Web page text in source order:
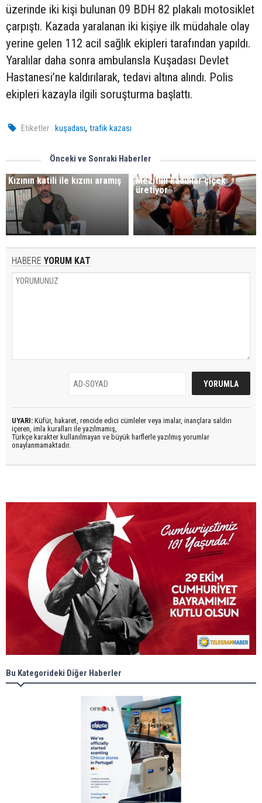
üzerinde iki kişi bulunan 09 BDH 82 plakalı motosiklet
çarpıştı. Kazada yaralanan iki kişiye ilk müdahale olay
yerine gelen 112 acil sağlık ekipleri tarafından yapıldı.
Yaralılar daha sonra ambulansla Kuşadası Devlet
Hastanesi’ne kaldırılarak, tedavi altına alındı. Polis
ekipleri kazayla ilgili soruşturma başlattı.
Etiketler : kuşadası,trafik kazası
Önceki ve Sonraki Haberler
Kızının katili ile kızını aramış
Mezitlili kadınlar çiçek
üretiyor
HABERE YORUM KAT
UYARI: Küfür, hakaret, rencide edici cümleler veya imalar, inançlara saldırı
içeren, imla kuralları ile yazılmamış,
Türkçe karakter kullanılmayan ve büyük harflerle yazılmış yorumlar
onaylanmamaktadır.
Bu Kategorideki Diğer Haberler